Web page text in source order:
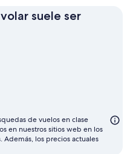
suele ser
de vuelos en clase
en nuestros sitios web en los
Además, los precios actuales